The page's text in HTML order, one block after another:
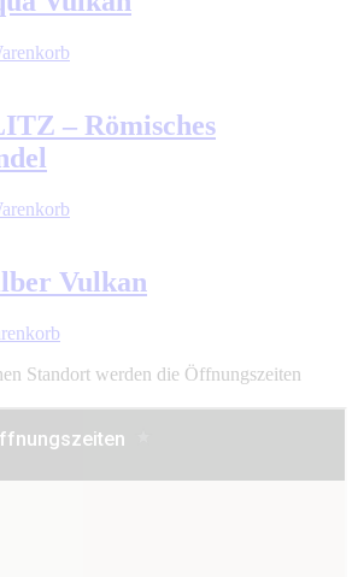
– Römisches
Vulkan
Standort werden die Öffnungszeiten